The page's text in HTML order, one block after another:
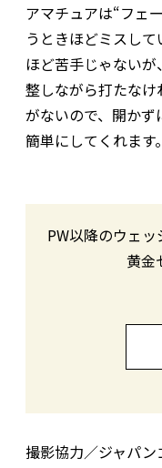
アマチュアは“フェ
うときほどミスし
ほど苦手じゃない
整しながら打たな
がないので、開か
簡単にしてくれます。
PW以降のウェ
黄金
撮影協力／ジャパ